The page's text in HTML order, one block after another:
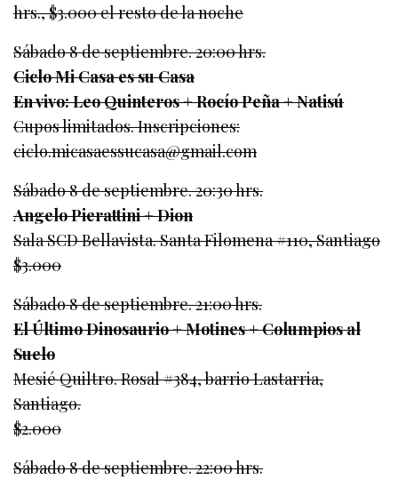
hrs., $3.000 el resto de la noche
Sábado 8 de septiembre. 20:00 hrs.
Ciclo Mi Casa es su Casa
En vivo: Leo Quinteros + Rocío Peña + Natisú
Cupos limitados. Inscripciones:
ciclo.micasaessucasa@gmail.com
Sábado 8 de septiembre. 20:30 hrs.
Angelo Pierattini + Dion
Sala SCD Bellavista. Santa Filomena #110, Santiago
$3.000
Sábado 8 de septiembre. 21:00 hrs.
El Último Dinosaurio + Motines + Columpios al
Suelo
Mesié Quiltro. Rosal #384, barrio Lastarria,
Santiago.
$2.000
Sábado 8 de septiembre. 22:00 hrs.